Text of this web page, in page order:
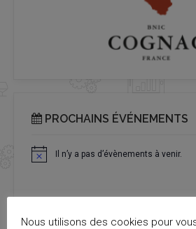
PROCHAINS ÉVÉNEMENTS
Notice Il n’y a pas d’évènements à venir.
Nous utilisons des cookies pour